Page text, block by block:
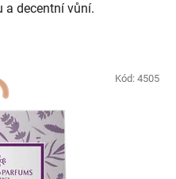
a decentní vůní.
Kód: 4505